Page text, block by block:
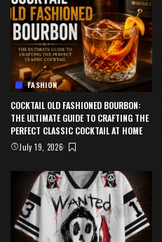
FASHION
COCKTAIL OLD FASHIONED BOURBON:
THE ULTIMATE GUIDE TO CRAFTING THE
PERFECT CLASSIC COCKTAIL AT HOME
July 19, 2026